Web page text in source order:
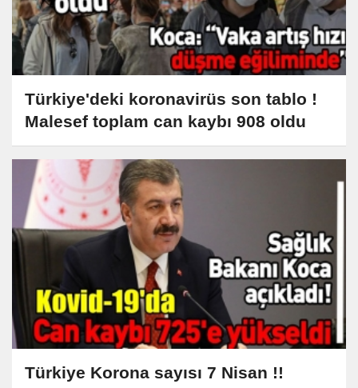
Türkiye'deki koronavirüs son tablo !
Malesef toplam can kaybı 908 oldu
Türkiye Korona sayısı 7 Nisan !!